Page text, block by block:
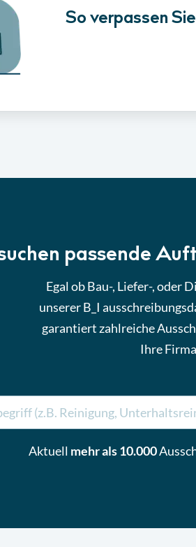
So verpassen
passende
Egal ob Bau-, Liefer-, oder
unserer B_I
garantiert zahlreiche
Ihre
Aktuell mehr als 10.000